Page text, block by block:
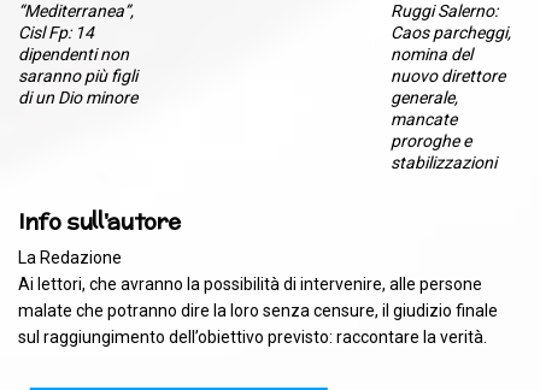
“Mediterranea”,
Cisl Fp: 14
dipendenti non
saranno più figli
di un Dio minore
Ruggi Salerno:
Caos parcheggi,
nomina del
nuovo direttore
generale,
mancate
proroghe e
stabilizzazioni
Info sull'autore
La Redazione
Ai lettori, che avranno la possibilità di intervenire, alle persone
malate che potranno dire la loro senza censure, il giudizio finale
sul raggiungimento dell’obiettivo previsto: raccontare la verità.